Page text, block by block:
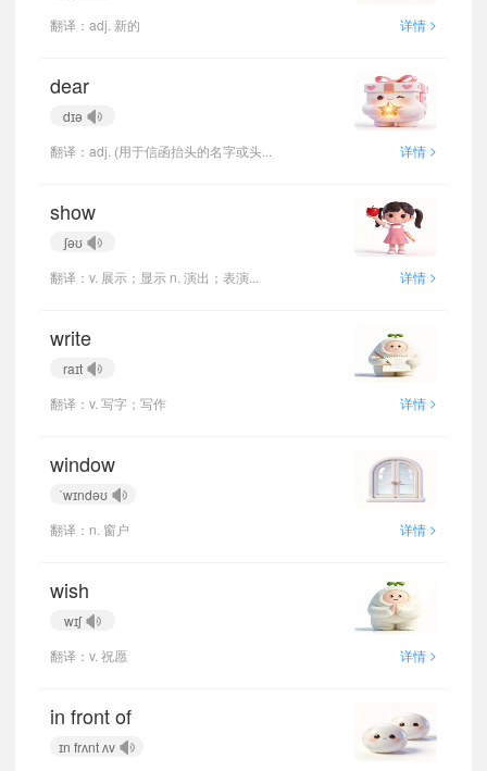
翻译：adj. 新的
详情 >
dear
dɪə
翻译：adj. (用于信函抬头的名字或头...
详情 >
show
ʃəʊ
翻译：v. 展示；显示 n. 演出；表演...
详情 >
write
raɪt
翻译：v. 写字；写作
详情 >
window
ˈwɪndəʊ
翻译：n. 窗户
详情 >
wish
wɪʃ
翻译：v. 祝愿
详情 >
in front of
ɪn frʌnt ʌv